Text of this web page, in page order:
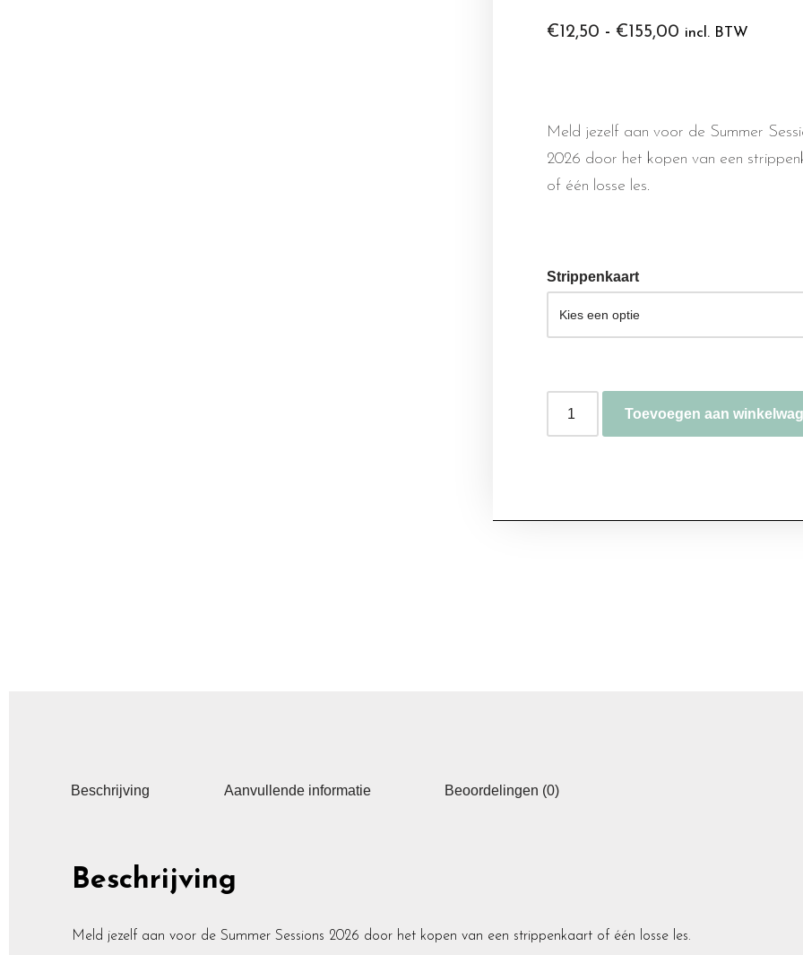
€ 12,50 - € 155,00 incl. BTW
Meld jezelf aan voor de Summer
2026 door het kopen van een
of één losse les.
Strippenkaart
Toevoegen aan
Beschrijving Aanvullende informatie Beoordelingen (0)
Beschrijving
Meld jezelf aan voor de Summer Sessions 2026 door het kopen van een strippenkaart of één losse les.